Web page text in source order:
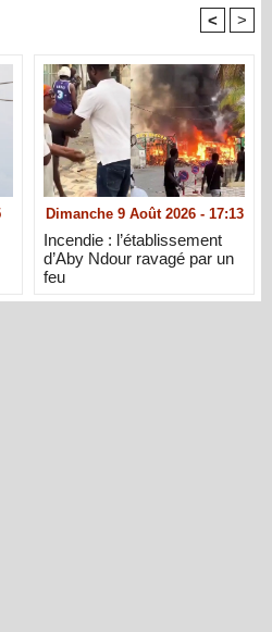
< >
Dimanche 9 Août 2026 - 17:13
Incendie : l’établissement
d’Aby Ndour ravagé par un
feu